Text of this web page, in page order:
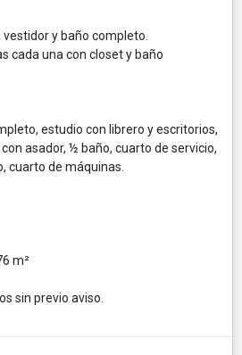
y baño completo.
cada una con closet y baño
estudio con librero y escritorios,
asador, ½ baño, cuarto de servicio,
cuarto de máquinas.
m²
sin previo aviso.